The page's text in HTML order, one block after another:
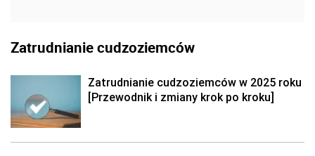
Zatrudnianie cudzoziemców
Zatrudnianie cudzoziemców w 2025 roku
[Przewodnik i zmiany krok po kroku]